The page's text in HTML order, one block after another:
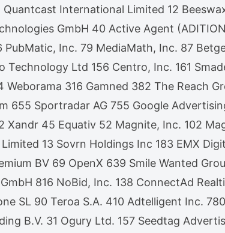
International Limited 12
GmbH 40 Active Agent
Inc. 79 MediaMath, Inc. 87
Technology Ltd 156 Centro, Inc. 161
316 Gamned 382 The Reach
655 Sportradar AG 755 Google
45 Equativ 52 Magnite, Inc. 102
13 Sovrn Holdings Inc 183 EMX
BV 69 OpenX 639 Smile Wanted
816 NoBid, Inc. 138 ConnectAd
SL 90 Teroa S.A. 410 Adtelligent Inc.
B.V. 31 Ogury Ltd. 157 Seedtag